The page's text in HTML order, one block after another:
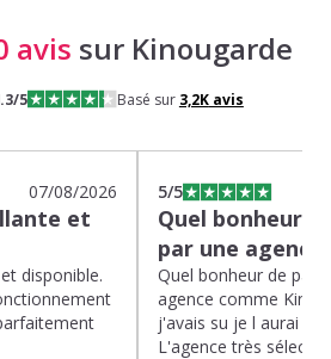
avis sur Kinougarde
/5 Basé sur 3,2Kavis
07/08/2026
et
disponible.
5/5
Quel bonheur
par une
Quel bonheur de
agence comme
j'avais su je l aurai
L'agence très